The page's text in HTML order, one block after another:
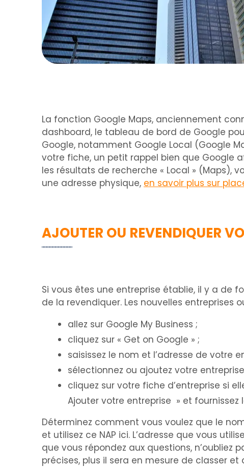
La fonction Google Maps, anciennement
dashboard, le tableau de bord de Google
Google, notamment Google Local (Google
votre fiche, un petit rappel bien que Google
les résultats de recherche « Local » (Maps),
une adresse physique, en savoir plus sur
AJOUTER OU REVENDIQUER
Si vous êtes une entreprise établie, il y a de
de la revendiquer. Les nouvelles
allez sur Google My Business ;
cliquez sur « Get on Google » ;
saisissez le nom et l’adresse de votre
sélectionnez ou ajoutez votre
cliquez sur votre fiche d’entreprise si
Ajouter votre entreprise » et fournissez
Déterminez comment vous voulez que le
et utilisez ce NAP ici. L’adresse que vous
que vous répondez aux questions,
précises, plus il sera en mesure de classer